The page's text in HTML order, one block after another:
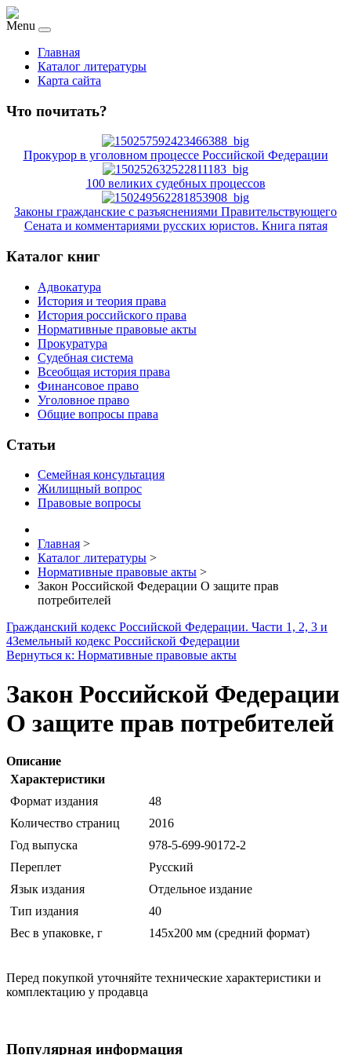
Menu
Главная
Каталог литературы
Карта сайта
Что почитать?
Прокурор в уголовном процессе Российской Федерации
100 великих судебных процессов
Законы гражданские с разъяснениями Правительствующего
Сената и комментариями русских юристов. Книга пятая
Каталог книг
Адвокатура
История и теория права
История российского права
Нормативные правовые акты
Прокуратура
Судебная система
Всеобщая история права
Финансовое право
Уголовное право
Общие вопросы права
Статьи
Семейная консультация
Жилищный вопрос
Правовые вопросы
Главная >
Каталог литературы >
Нормативные правовые акты >
Закон Российской Федерации О защите прав
потребителей
Гражданский кодекс Российской Федерации. Части 1, 2, 3 и
4Земельный кодекс Российской Федерации
Вернуться к: Нормативные правовые акты
Закон Российской Федерации
О защите прав потребителей
Описание
Характеристики
Формат издания
48
Количество страниц
2016
Год выпуска
978-5-699-90172-2
Переплет
Русский
Язык издания
Отдельное издание
Тип издания
40
Вес в упаковке, г
145х200 мм (средний формат)
Перед покупкой уточняйте технические характеристики и
комплектацию у продавца
Популярная информация